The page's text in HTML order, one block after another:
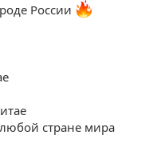
России
стране мира